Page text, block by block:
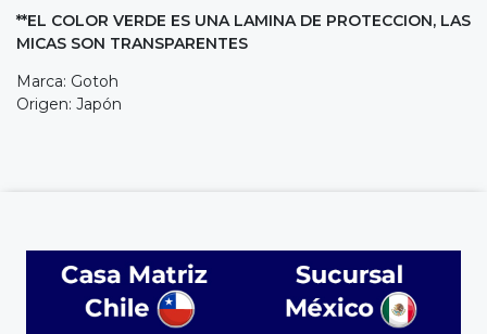
**EL COLOR VERDE ES UNA LAMINA DE PROTECCION, LAS
MICAS SON TRANSPARENTES
Marca: Gotoh
Origen: Japón